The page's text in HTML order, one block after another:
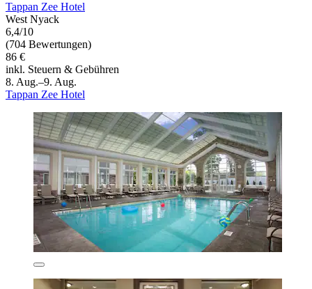
Tappan Zee Hotel
West Nyack
6,4/10
(704 Bewertungen)
86 €
inkl. Steuern & Gebühren
8. Aug.–9. Aug.
Tappan Zee Hotel